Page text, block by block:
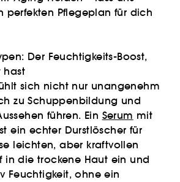
perfekten Pflegeplan für dich
Der Feuchtigkeits-Boost,
hast
sich nicht nur unangenehm
zu Schuppenbildung und
führen. Ein Serum mit
ein echter Durstlöscher für
leichten, aber kraftvollen
in die trockene Haut ein und
Feuchtigkeit, ohne ein